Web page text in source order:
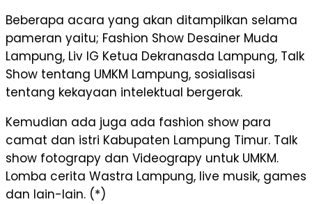
Beberapa acara yang akan ditampilkan selama
pameran yaitu; Fashion Show Desainer Muda
Lampung, Liv IG Ketua Dekranasda Lampung, Talk
Show tentang UMKM Lampung, sosialisasi
tentang kekayaan intelektual bergerak.
Kemudian ada juga ada fashion show para
camat dan istri Kabupaten Lampung Timur. Talk
show fotograpy dan Videograpy untuk UMKM.
Lomba cerita Wastra Lampung, live musik, games
dan lain-lain. (*)